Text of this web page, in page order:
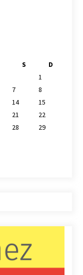
S
D
1
7
8
14
15
21
22
28
29